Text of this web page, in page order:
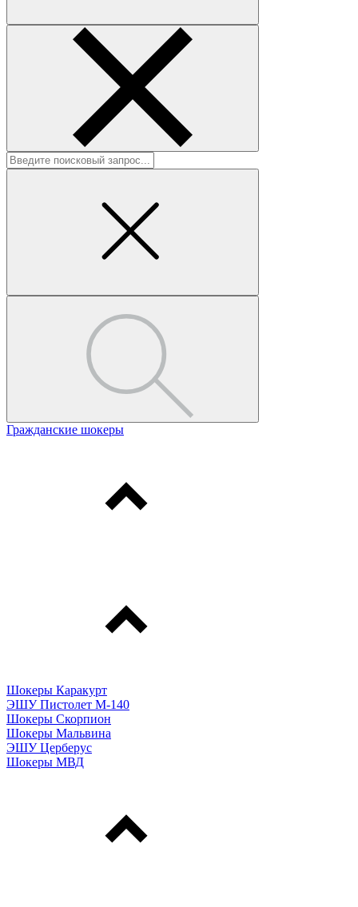
Гражданские шокеры
Шокеры Каракурт
ЭШУ Пистолет М-140
Шокеры Скорпион
Шокеры Мальвина
ЭШУ Церберус
Шокеры МВД